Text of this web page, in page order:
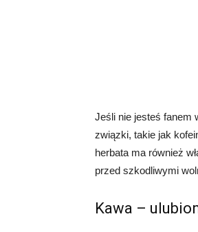
Jeśli nie jesteś fanem
związki, takie jak
herbata ma również
przed szkodliwymi
Kawa –